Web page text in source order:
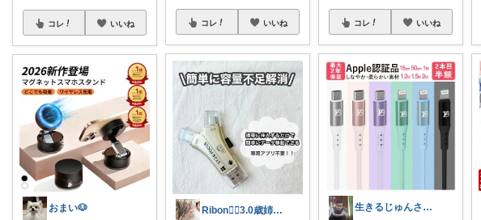
コレ いいね
おまい🐶
コレ いいね
Ribon❁⃘3.0歳姉妹ﾏﾏ👧🏻♡
コレ いいね
生きるじゅんさん、フォロワー様より買う